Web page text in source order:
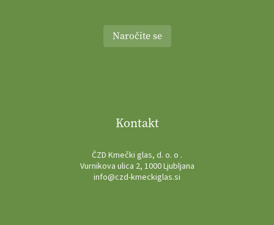
Naročite se
Kontakt
ČZD Kmečki glas, d. o. o .
Vurnikova ulica 2, 1000 Ljubljana
info@czd-kmeckiglas.si